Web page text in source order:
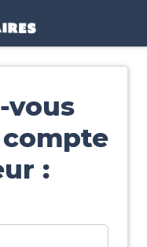
vous
: